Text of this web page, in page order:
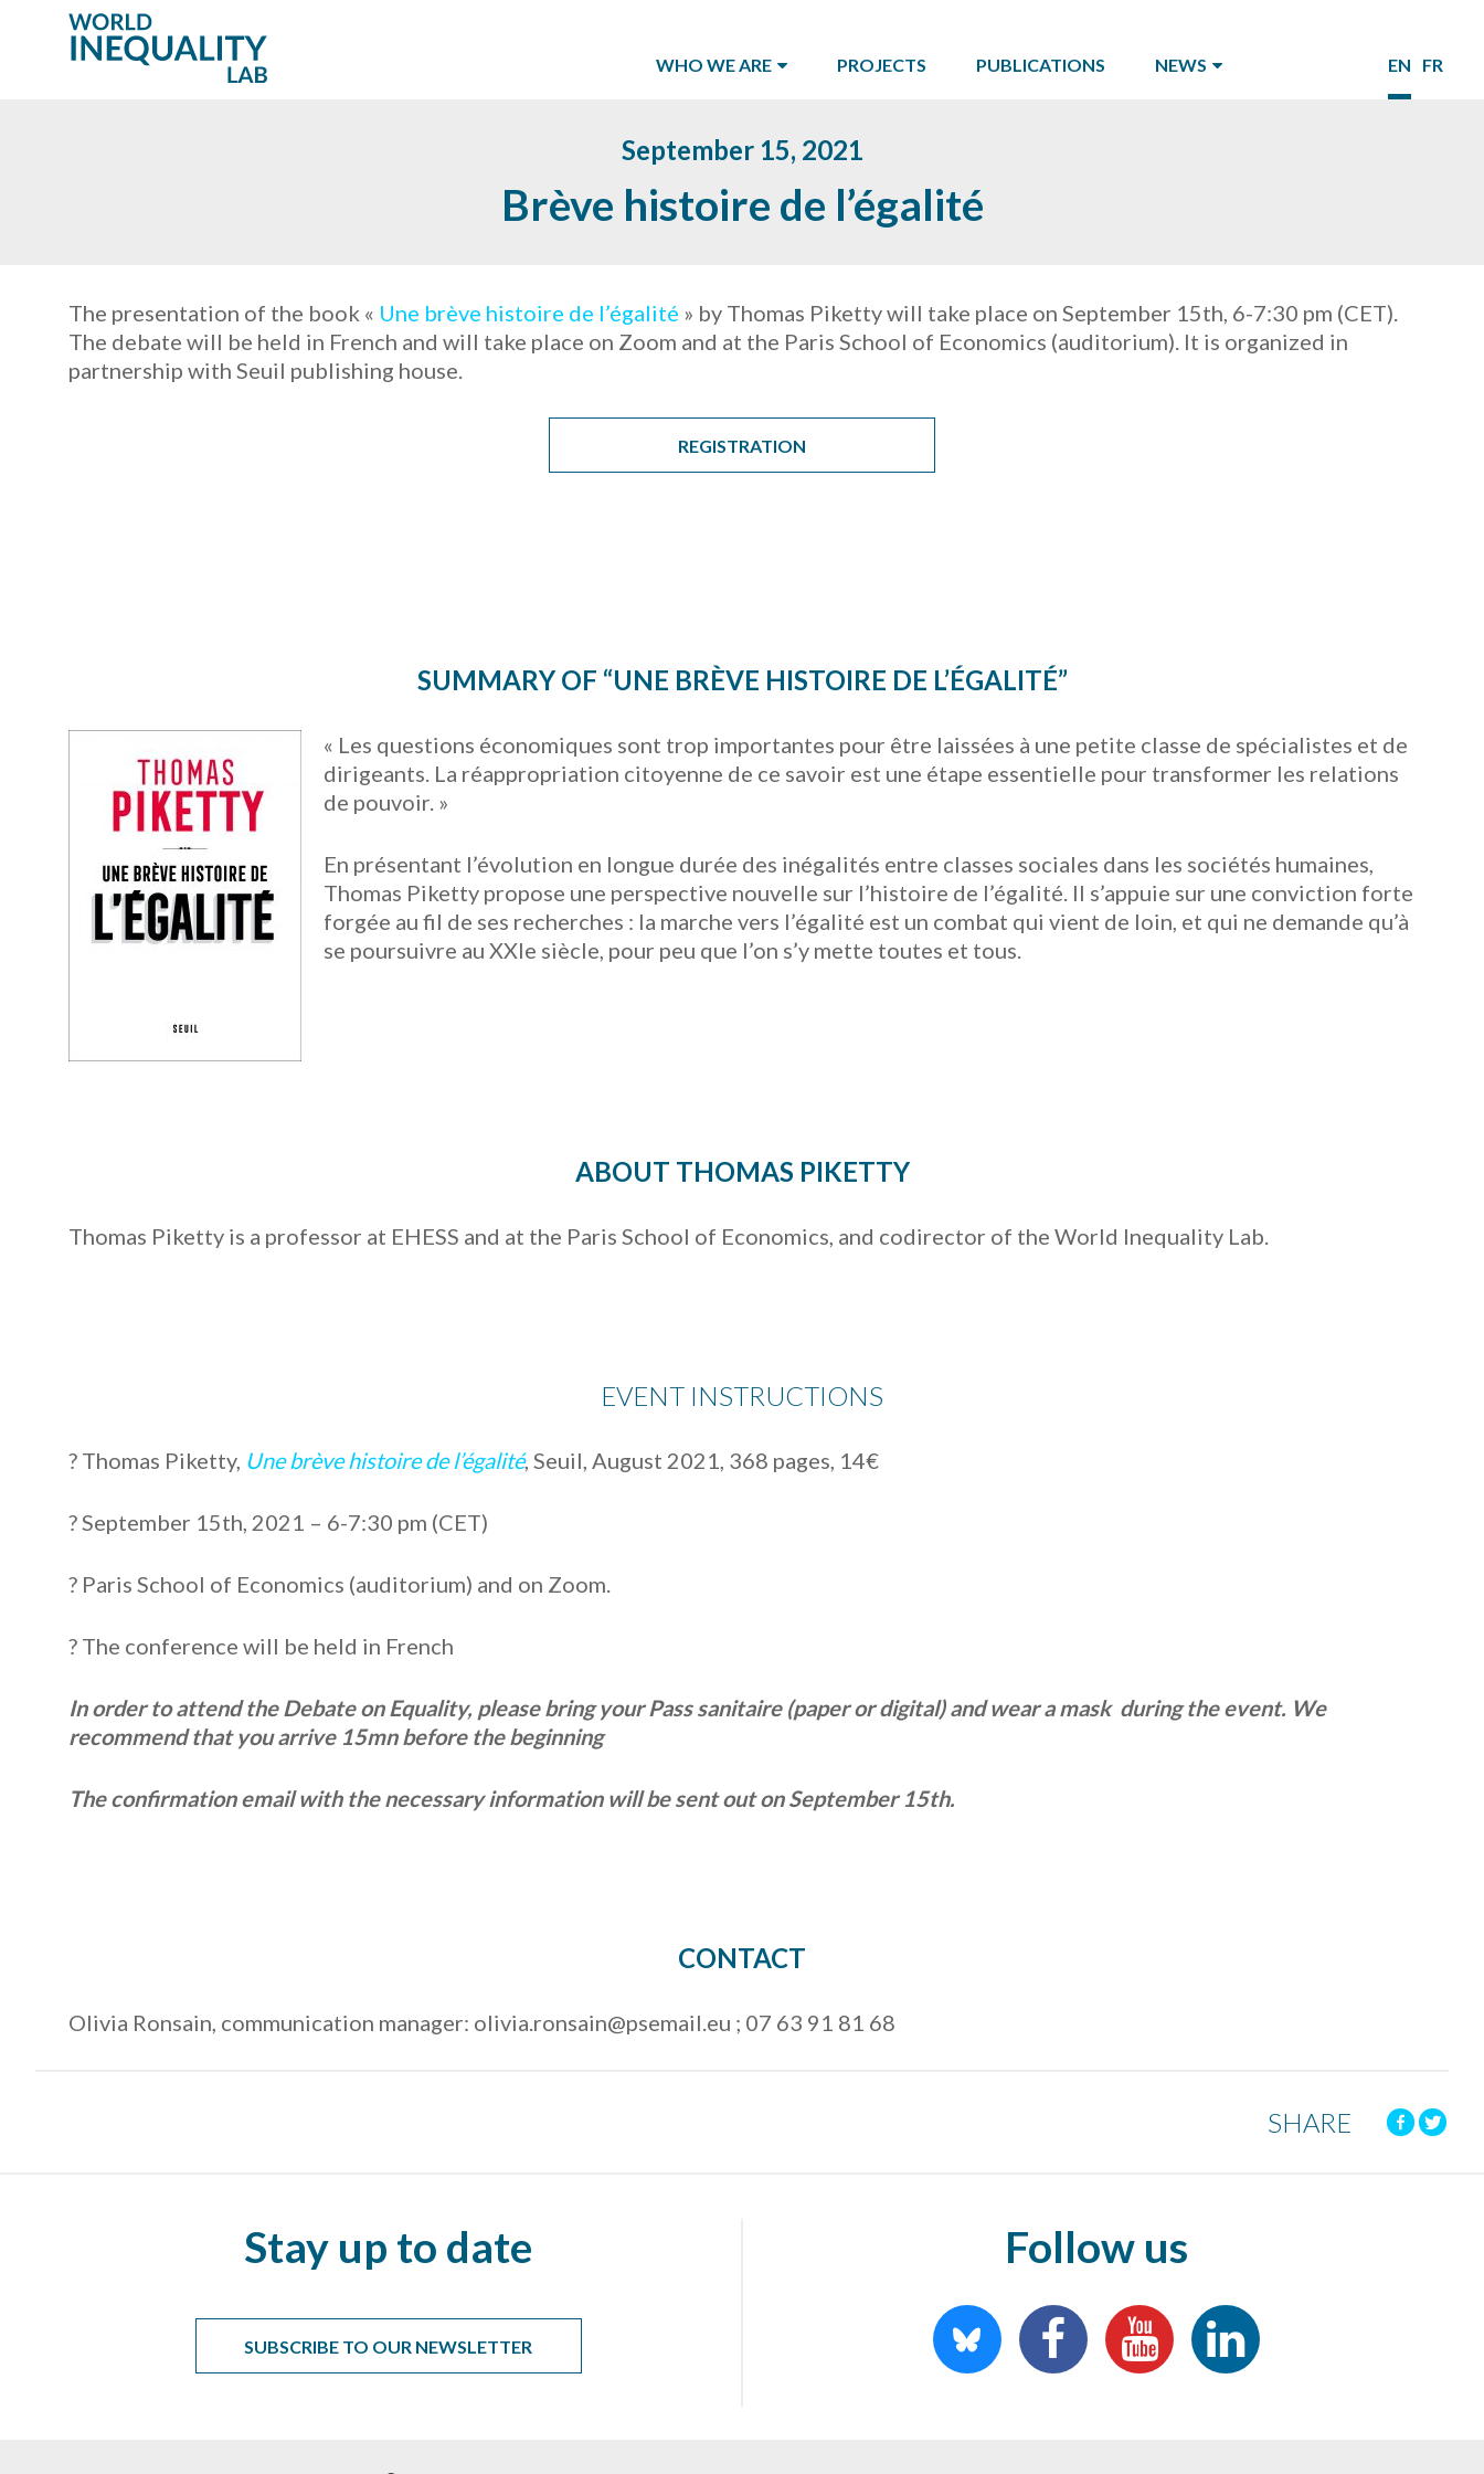
WHO WE ARE PROJECTS PUBLICATIONS NEWS EN FR
September 15, 2021
Brève histoire de l’égalité
The presentation of the book « Une brève histoire de l’égalité » by Thomas Piketty will take place on September 15th, 6-7:30 pm (CET).
The debate will be held in French and will take place on Zoom and at the Paris School of Economics (auditorium). It is organized in
partnership with Seuil publishing house.
REGISTRATION
SUMMARY OF “UNE BRÈVE HISTOIRE DE L’ÉGALITÉ”
« Les questions économiques sont trop importantes pour être laissées à une petite classe de spécialistes et de
dirigeants. La réappropriation citoyenne de ce savoir est une étape essentielle pour transformer les relations
de pouvoir. »
En présentant l’évolution en longue durée des inégalités entre classes sociales dans les sociétés humaines,
Thomas Piketty propose une perspective nouvelle sur l’histoire de l’égalité. Il s’appuie sur une conviction forte
forgée au fil de ses recherches : la marche vers l’égalité est un combat qui vient de loin, et qui ne demande qu’à
se poursuivre au XXIe siècle, pour peu que l’on s’y mette toutes et tous.
ABOUT THOMAS PIKETTY
Thomas Piketty is a professor at EHESS and at the Paris School of Economics, and codirector of the World Inequality Lab.
EVENT INSTRUCTIONS
? Thomas Piketty, Une brève histoire de l’égalité, Seuil, August 2021, 368 pages, 14€
? September 15th, 2021 – 6-7:30 pm (CET)
? Paris School of Economics (auditorium) and on Zoom.
? The conference will be held in French
In order to attend the Debate on Equality, please bring your Pass sanitaire (paper or digital) and wear a mask during the event. We
recommend that you arrive 15mn before the beginning
The confirmation email with the necessary information will be sent out on September 15th.
CONTACT
Olivia Ronsain, communication manager: olivia.ronsain@psemail.eu ; 07 63 91 81 68
SHARE
Stay up to date
SUBSCRIBE TO OUR NEWSLETTER
Follow us